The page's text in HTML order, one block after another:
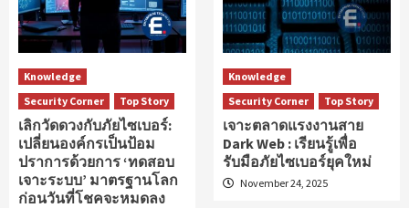
Knowledge
Security Corner
Top Story
เลิกวัดดวงกับภัยไซเบอร์:
เปลี่ยนองค์กรเป็นป้อม
ปราการด้วยการ ‘ทดสอบ
เจาะระบบ’ มาตรฐานโลก
ก่อนวันที่โชคจะหมดลง
Knowledge
Security Corner
Top Story
เจาะตลาดแรงงานสาย
Dark Web : เรียนรู้เพื่อ
รับมือภัยไซเบอร์ยุคใหม่
November 24, 2025